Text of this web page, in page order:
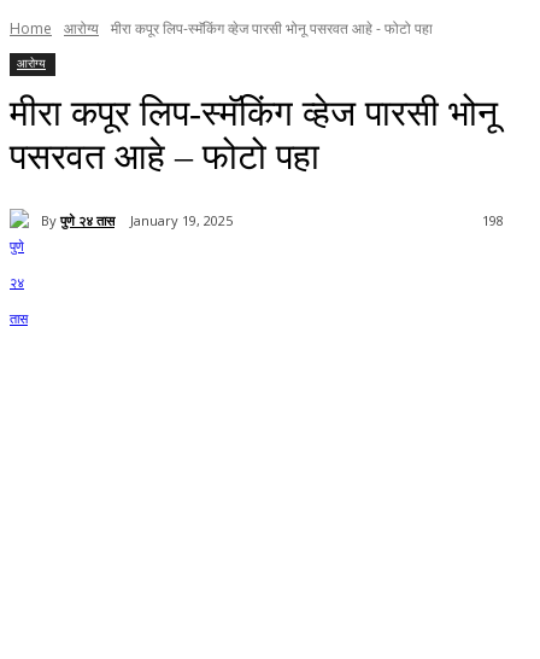
Home आरोग्य मीरा कपूर लिप-स्मॅकिंग व्हेज पारसी भोनू पसरवत आहे - फोटो पहा
आरोग्य
मीरा कपूर लिप-स्मॅकिंग व्हेज पारसी भोनू
पसरवत आहे – फोटो पहा
By पुणे २४ तास January 19, 2025 198